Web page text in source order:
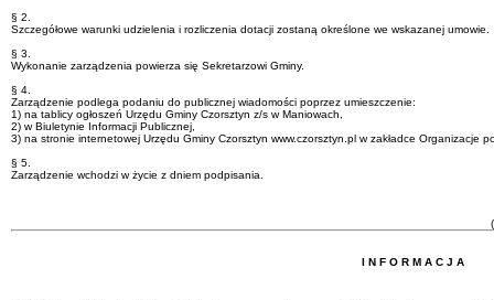
§ 2.
Szczegółowe warunki udzielenia i rozliczenia dotacji zostaną określone we wskazanej umowie.
§ 3.
Wykonanie zarządzenia powierza się Sekretarzowi Gminy.
§ 4.
Zarządzenie podlega podaniu do publicznej wiadomości poprzez umieszczenie:
1) na tablicy ogłoszeń Urzędu Gminy Czorsztyn z/s w Maniowach,
2) w Biuletynie Informacji Publicznej,
3) na stronie internetowej Urzędu Gminy Czorsztyn www.czorsztyn.pl w zakładce Organizacje
§ 5.
Zarządzenie wchodzi w życie z dniem podpisania.
(-)Tadeusz
I N F O R M A C J A